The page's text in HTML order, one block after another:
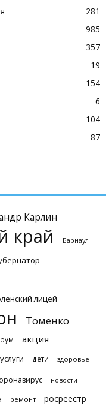
281
985
357
19
154
6
104
87
Карлин
край Барнаул
лицей
Томенко
акция
дети здоровье
новости
ремонт росреестр